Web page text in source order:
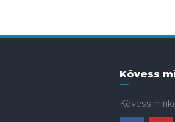
Kövess
Kövess